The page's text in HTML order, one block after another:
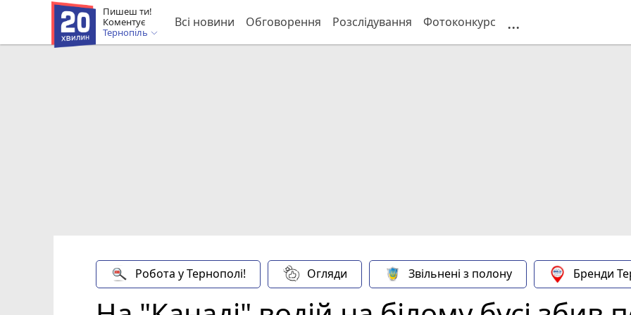
Пишеш ти!
Коментує
Тернопіль
Всі новини Обговорення Розслідування Фотоконкурс ...
Робота у Тернополі! Огляди Звільнені з полону Бренди